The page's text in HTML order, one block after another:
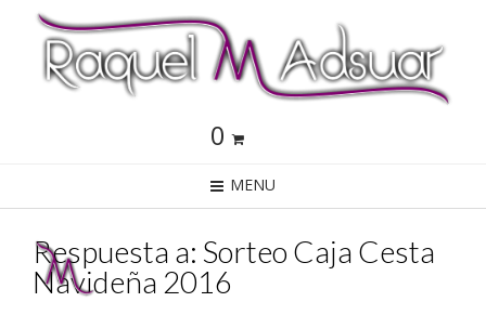
0
MENU
Respuesta a: Sorteo Caja Cesta
Navideña 2016